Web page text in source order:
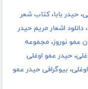
، حیدر بابا،کتاب شعر
، دانلود اشعار مریم حیدر
عمو نوروز، مجموعه
، حیدر عمو اوغلی
، بیوگرافی حیدر عمو